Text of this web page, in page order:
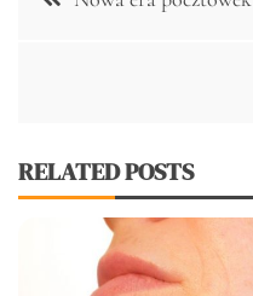
RELATED POSTS